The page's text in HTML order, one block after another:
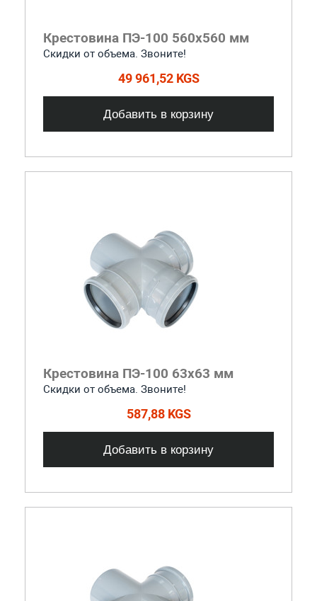
Крестовина ПЭ-100 560x560 мм
Скидки от объема. Звоните!
49 961,52 KGS
Добавить в корзину
Крестовина ПЭ-100 63x63 мм
Скидки от объема. Звоните!
587,88 KGS
Добавить в корзину